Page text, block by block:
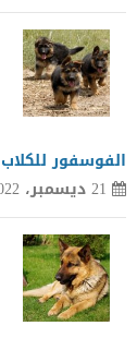
الفوسفور
21 ديسمبر، 2022